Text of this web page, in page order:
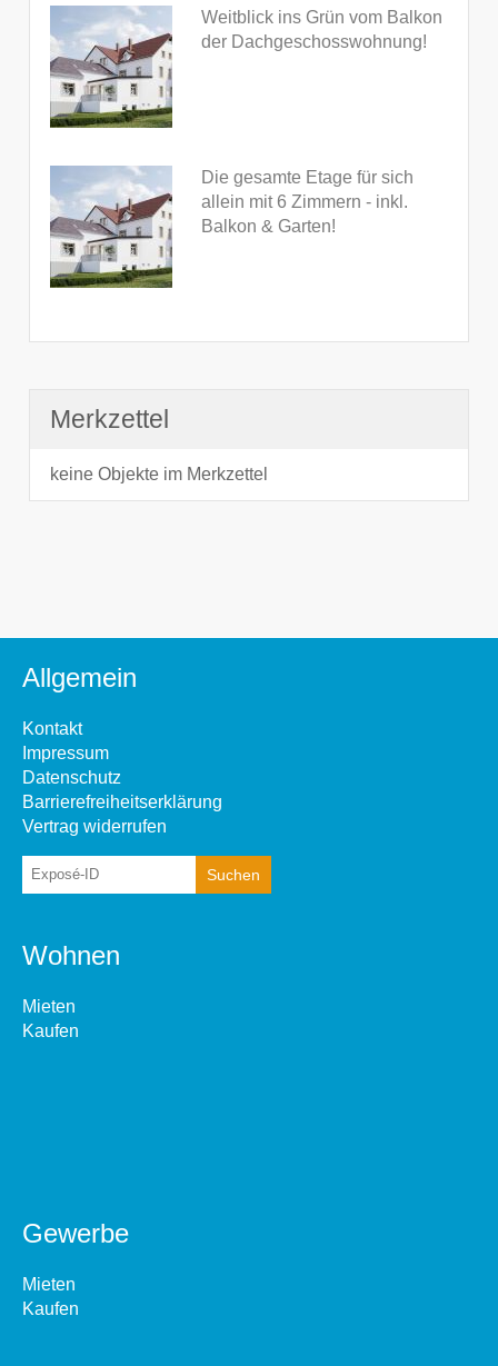
Weitblick ins Grün vom Balkon
der Dachgeschosswohnung!
Die gesamte Etage für sich
allein mit 6 Zimmern - inkl.
Balkon & Garten!
Merkzettel
keine Objekte im Merkzettel
Allgemein
Kontakt
Impressum
Datenschutz
Barrierefreiheitserklärung
Vertrag widerrufen
Wohnen
Mieten
Kaufen
Gewerbe
Mieten
Kaufen